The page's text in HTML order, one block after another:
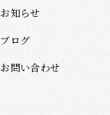
お知らせ
ブログ
お問い合わせ